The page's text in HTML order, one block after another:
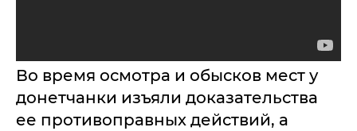
Во время осмотра и обысков мест у
донетчанки изъяли доказательства
ее противоправных действий, а